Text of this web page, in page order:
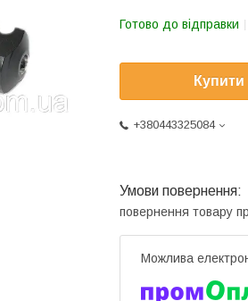
Готово до відправки
Купити
+380443325084
повернення товару